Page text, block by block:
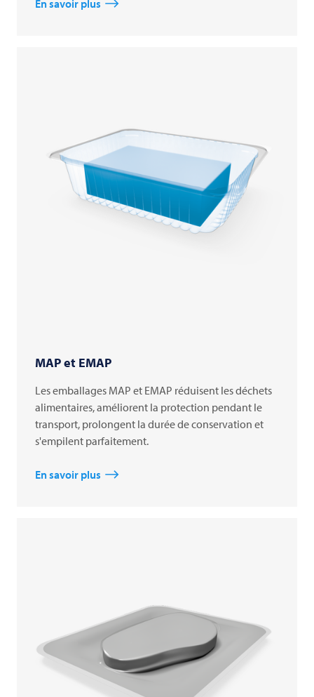
En savoir plus
MAP et EMAP
Les emballages MAP et EMAP réduisent les déchets
alimentaires, améliorent la protection pendant le
transport, prolongent la durée de conservation et
s'empilent parfaitement.
En savoir plus